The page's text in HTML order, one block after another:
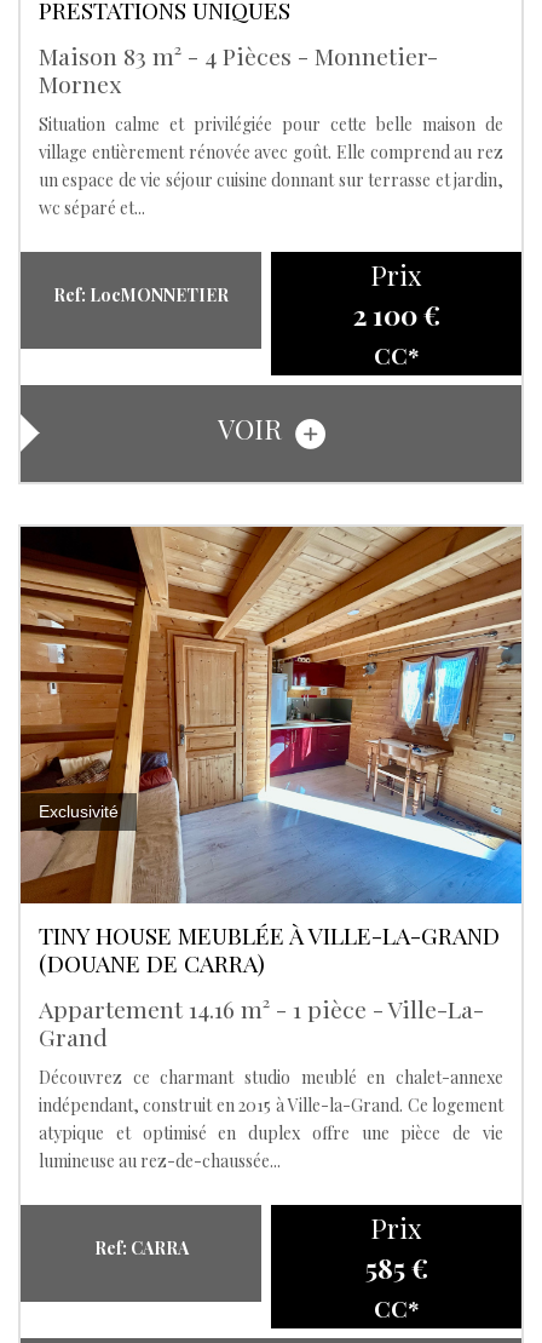
PRESTATIONS UNIQUES
Maison 83 m² - 4 Pièces - Monnetier-
Mornex
Situation calme et privilégiée pour cette belle maison de
village entièrement rénovée avec goût. Elle comprend au rez
un espace de vie séjour cuisine donnant sur terrasse et jardin,
wc séparé et...
Ref: LocMONNETIER
Prix
2 100 €
CC*
VOIR
Exclusivité
TINY HOUSE MEUBLÉE À VILLE-LA-GRAND
(DOUANE DE CARRA)
Appartement 14.16 m² - 1 pièce - Ville-La-
Grand
Découvrez ce charmant studio meublé en chalet-annexe
indépendant, construit en 2015 à Ville-la-Grand. Ce logement
atypique et optimisé en duplex offre une pièce de vie
lumineuse au rez-de-chaussée...
Ref: CARRA
Prix
585 €
CC*